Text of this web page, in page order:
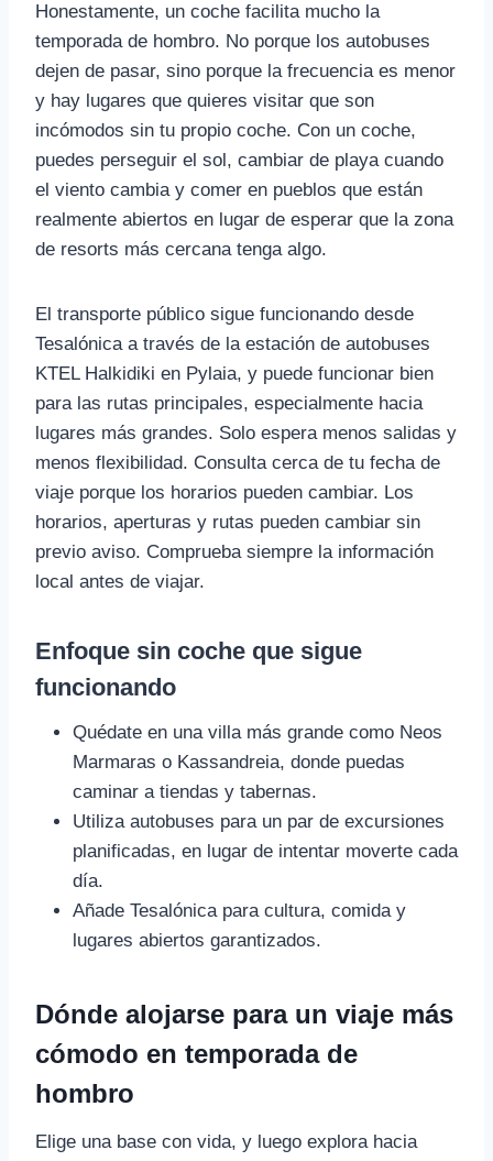
Honestamente, un coche facilita mucho la
temporada de hombro. No porque los autobuses
dejen de pasar, sino porque la frecuencia es menor
y hay lugares que quieres visitar que son
incómodos sin tu propio coche. Con un coche,
puedes perseguir el sol, cambiar de playa cuando
el viento cambia y comer en pueblos que están
realmente abiertos en lugar de esperar que la zona
de resorts más cercana tenga algo.
El transporte público sigue funcionando desde
Tesalónica a través de la estación de autobuses
KTEL Halkidiki en Pylaia, y puede funcionar bien
para las rutas principales, especialmente hacia
lugares más grandes. Solo espera menos salidas y
menos flexibilidad. Consulta cerca de tu fecha de
viaje porque los horarios pueden cambiar. Los
horarios, aperturas y rutas pueden cambiar sin
previo aviso. Comprueba siempre la información
local antes de viajar.
Enfoque sin coche que sigue
funcionando
Quédate en una villa más grande como Neos
Marmaras o Kassandreia, donde puedas
caminar a tiendas y tabernas.
Utiliza autobuses para un par de excursiones
planificadas, en lugar de intentar moverte cada
día.
Añade Tesalónica para cultura, comida y
lugares abiertos garantizados.
Dónde alojarse para un viaje más
cómodo en temporada de
hombro
Elige una base con vida, y luego explora hacia